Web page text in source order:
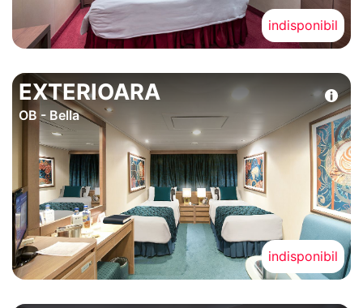
indisponibil
EXTERIOARA
OB - Bella
indisponibil